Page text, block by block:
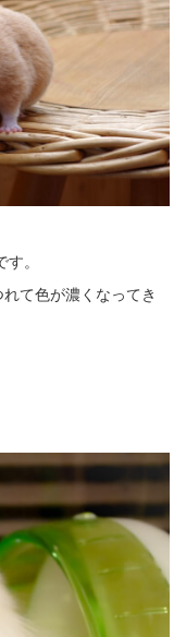
。
て色が濃くなってき